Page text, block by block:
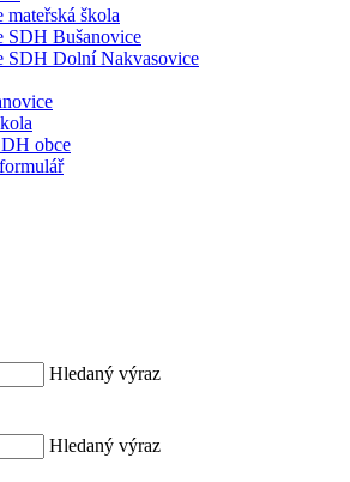
mateřská škola
SDH Bušanovice
SDH Dolní Nakvasovice
obce
Hledaný výraz
Hledaný výraz